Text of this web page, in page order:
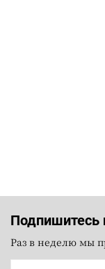
Подпишитесь
Раз в неделю мы